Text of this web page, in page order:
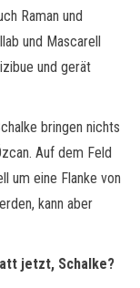
Raman und
und Mascarell
und gerät
bringen nichts
Auf dem Feld
um eine Flanke von
kann aber
jetzt, Schalke?